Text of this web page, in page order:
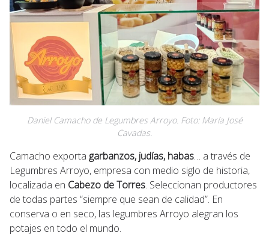
Daniel Camacho de Legumbres Arroyo. Foto: María José
Cavadas.
Camacho exporta garbanzos, judías, habas… a través de
Legumbres Arroyo, empresa con medio siglo de historia,
localizada en Cabezo de Torres. Seleccionan productores
de todas partes “siempre que sean de calidad”. En
conserva o en seco, las legumbres Arroyo alegran los
potajes en todo el mundo.